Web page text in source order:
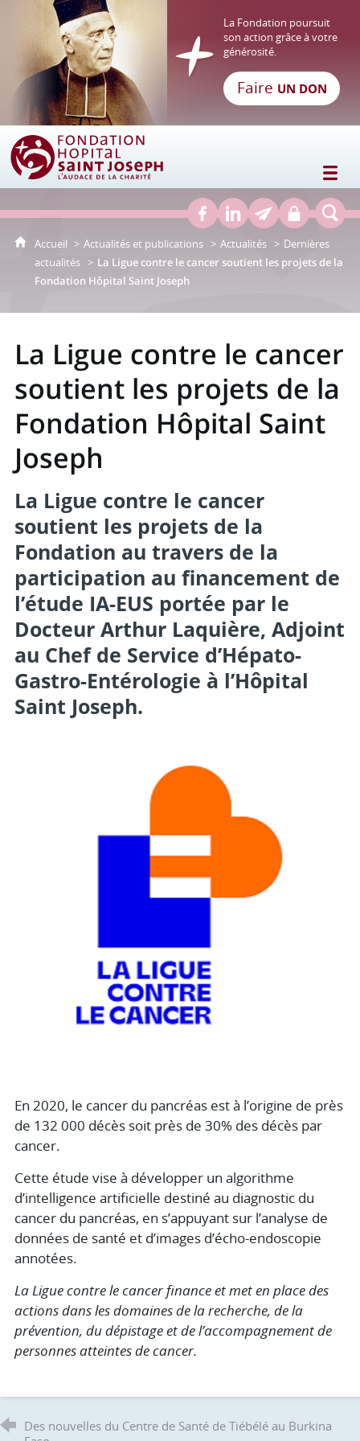
Fondation Hôpital Saint Joseph
La Fondation poursuit
son action grâce à votre
générosité.
Faire UN DON
Accueil Actualités et publications Actualités
Dernières
actualités
La Ligue contre le cancer soutient les projets de la
Fondation Hôpital Saint Joseph
La Ligue contre le cancer
soutient les projets de la
Fondation Hôpital Saint
Joseph
La Ligue contre le cancer
soutient les projets de la
Fondation au travers de la
participation au financement de
l’étude IA-EUS portée par le
Docteur Arthur Laquière, Adjoint
au Chef de Service d’Hépato-
Gastro-Entérologie à l’Hôpital
Saint Joseph.
En 2020, le cancer du pancréas est à l’origine de près
de 132 000 décès soit près de 30% des décès par
cancer.
Cette étude vise à développer un algorithme
d’intelligence artificielle destiné au diagnostic du
cancer du pancréas, en s’appuyant sur l’analyse de
données de santé et d’images d’écho-endoscopie
annotées.
La Ligue contre le cancer finance et met en place des
actions dans les domaines de la recherche, de la
prévention, du dépistage et de l’accompagnement de
personnes atteintes de cancer.
Des nouvelles du Centre de Santé de Tiébélé au Burkina